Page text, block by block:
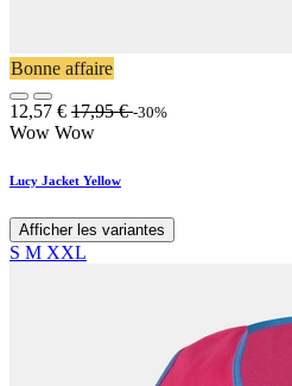
Bonne affaire
12,57 € 17,95€ -30%
Wow Wow
Lucy Jacket Yellow
Afficher les variantes
S M XXL